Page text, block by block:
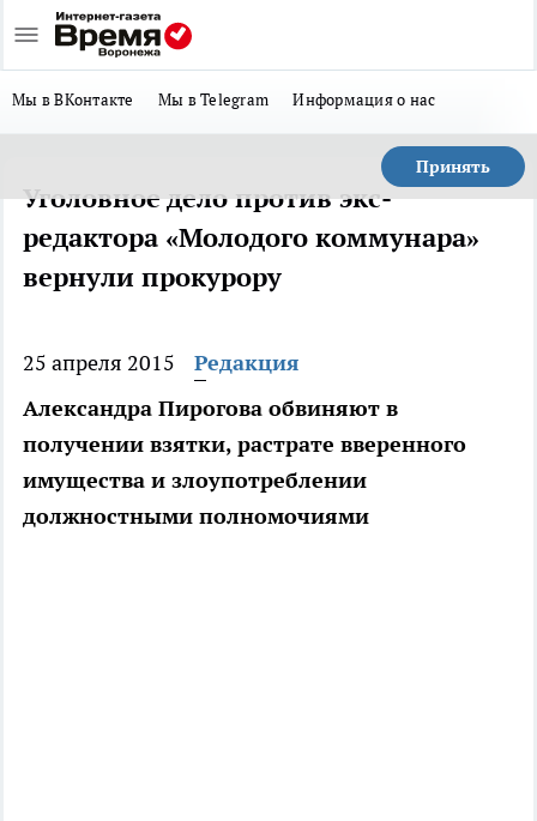
Мы в ВКонтакте Мы в Telegram Информация о нас
Принять
Уголовное дело против экс-
редактора «Молодого коммунара»
вернули прокурору
25 апреля 2015
Редакция
Александра Пирогова обвиняют в
получении взятки, растрате вверенного
имущества и злоупотреблении
должностными полномочиями